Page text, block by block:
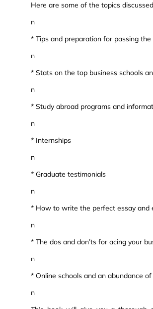
Here are some of the topics
n
* Tips and preparation for passing
n
* Stats on the top business schools
n
* Study abroad programs and
n
* Internships
n
* Graduate testimonials
n
* How to write the perfect essay and
n
* The dos and don’ts for acing your
n
* Online schools and an abundance
n